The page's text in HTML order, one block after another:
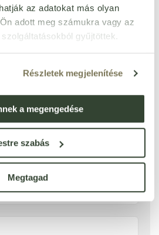
az adatokat más olyan
adott meg számukra vagy az
gyűjtöttek.
Részletek megjelenítése
a megengedése
szabás
Megtagad
Ennyi csillagot adok